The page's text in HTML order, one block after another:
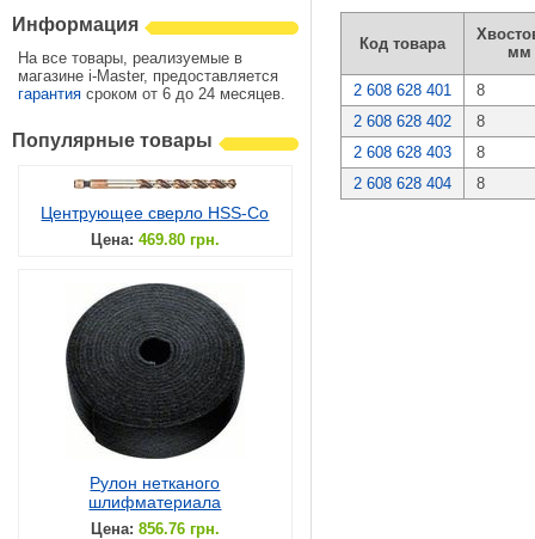
Информация
На все товары, реализуемые в
магазине i-Master, предоставляется
гарантия сроком от 6 до 24 месяцев.
Популярные товары
Центрующее сверло HSS-Co
Цена: 469.80 грн.
Рулон нетканого
шлифматериала
Цена: 856.76 грн.
Код товара
мм
2 608 628 401
8
2 608 628 402
8
2 608 628 403
8
2 608 628 404
8